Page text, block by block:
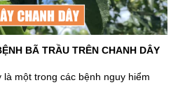
BÃ TRẦU TRÊN CHANH DÂY
một trong các bệnh nguy hiểm